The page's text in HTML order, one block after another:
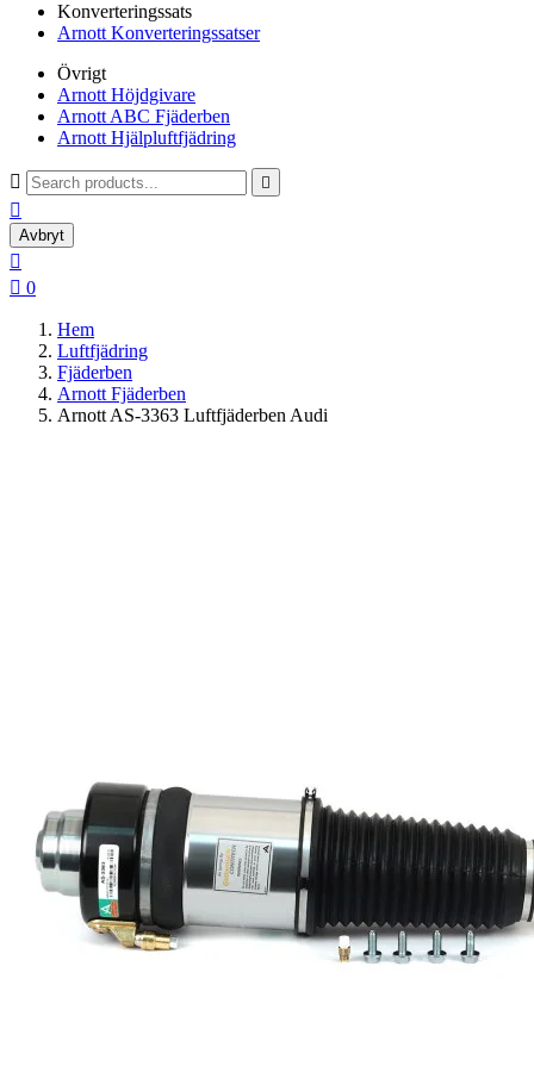
Konverteringssats
Arnott Konverteringssatser
Övrigt
Arnott Höjdgivare
Arnott ABC Fjäderben
Arnott Hjälpluftfjädring
 

Avbryt

 0
Hem
Luftfjädring
Fjäderben
Arnott Fjäderben
Arnott AS-3363 Luftfjäderben Audi